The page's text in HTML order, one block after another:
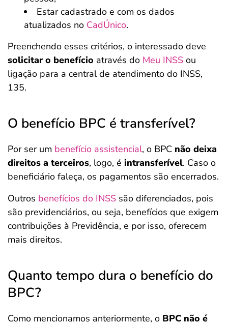
Estar cadastrado e com os dados
atualizados no CadÚnico.
Preenchendo esses critérios, o interessado deve
solicitar o benefício através do Meu INSS ou
ligação para a central de atendimento do INSS,
135.
O benefício BPC é transferível?
Por ser um benefício assistencial, o BPC não deixa
direitos a terceiros, logo, é intransferível. Caso o
beneficiário faleça, os pagamentos são encerrados.
Outros benefícios do INSS são diferenciados, pois
são previdenciários, ou seja, benefícios que exigem
contribuições à Previdência, e por isso, oferecem
mais direitos.
Quanto tempo dura o benefício do
BPC?
Como mencionamos anteriormente, o BPC não é